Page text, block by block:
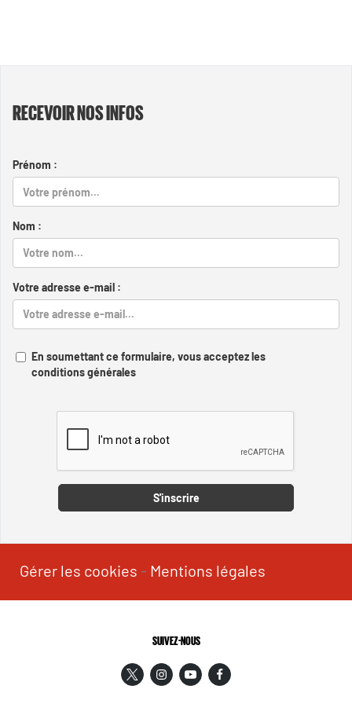
RECEVOIR NOS INFOS
Prénom :
Nom :
Votre adresse e-mail :
En soumettant ce formulaire, vous acceptez les
conditions générales
S'inscrire
Gérer les cookies - Mentions légales
SUIVEZ-NOUS